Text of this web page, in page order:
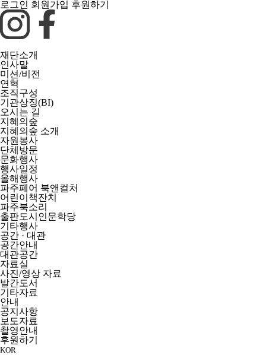
로그인 회원가입 후원하기
재단소개
인사말
미션/비전
연혁
조직구성
기관상징(BI)
오시는 길
지혜의숲
지혜의숲 소개
자원봉사
단체방문
문화행사
행사일정
올해행사
파주페어 북앤컬처
어린이책잔치
파주북소리
출판도시인문학당
기타행사
공간 · 대관
공간안내
대관공간
자료실
사진/영상 자료
발간도서
기타자료
안내
공지사항
보도자료
촬영안내
후원하기
KOR